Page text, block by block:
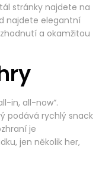
stránky najdete na
najdete elegantní
a okamžitou
in, all-now“.
podává rychlý snack
je
jen několik her,